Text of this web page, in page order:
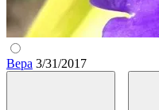
Вера 3/31/2017